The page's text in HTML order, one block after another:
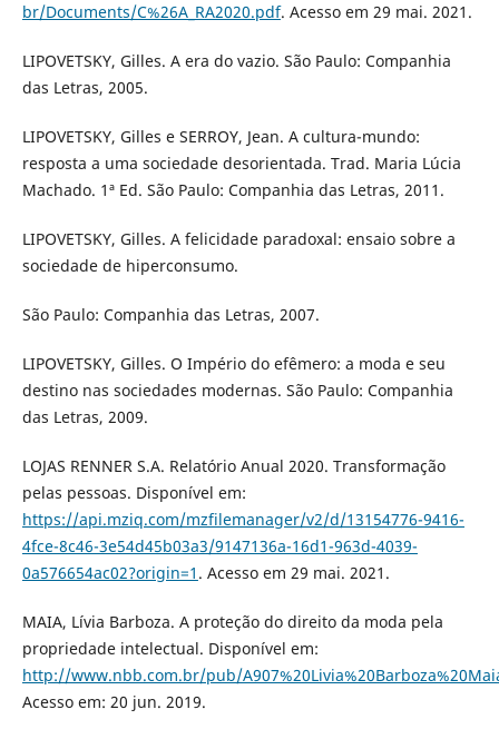
br/Documents/C%26A_RA2020.pdf. Acesso em 29 mai. 2021.
LIPOVETSKY, Gilles. A era do vazio. São Paulo: Companhia
das Letras, 2005.
LIPOVETSKY, Gilles e SERROY, Jean. A cultura-mundo:
resposta a uma sociedade desorientada. Trad. Maria Lúcia
Machado. 1ª Ed. São Paulo: Companhia das Letras, 2011.
LIPOVETSKY, Gilles. A felicidade paradoxal: ensaio sobre a
sociedade de hiperconsumo.
São Paulo: Companhia das Letras, 2007.
LIPOVETSKY, Gilles. O Império do efêmero: a moda e seu
destino nas sociedades modernas. São Paulo: Companhia
das Letras, 2009.
LOJAS RENNER S.A. Relatório Anual 2020. Transformação
pelas pessoas. Disponível em:
https://api.mziq.com/mzfilemanager/v2/d/13154776-9416-
4fce-8c46-3e54d45b03a3/9147136a-16d1-963d-4039-
0a576654ac02?origin=1 . Acesso em 29 mai. 2021.
MAIA, Lívia Barboza. A proteção do direito da moda pela
propriedade intelectual. Disponível em:
http://www.nbb.com.br/pub/
Acesso em: 20 jun. 2019.